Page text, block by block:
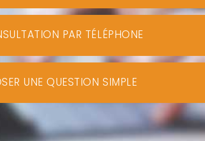
PAR TÉLÉPHONE
UNE QUESTION SIMPLE